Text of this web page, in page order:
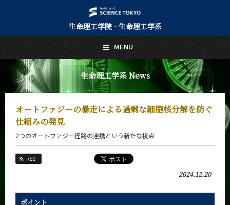
生命理工学院 - 生命理工学系
生命理工学系 News
オートファジーの暴走による過剰な細胞核分解を防ぐ
仕組みの発見
2つのオートファジー経路の連携という新たな視点
RSS
2024.12.20
ポイント
MENU
日本語 English
トップページ
Top Page
生命理工学系について
About Us
教育
Education
教員・研究室
入学案内